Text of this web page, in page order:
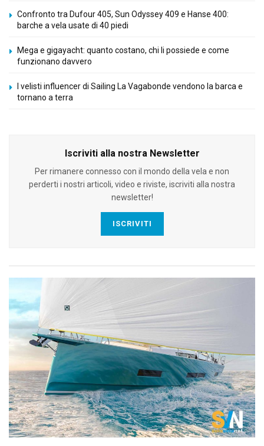
Confronto tra Dufour 405, Sun Odyssey 409 e Hanse 400:
barche a vela usate di 40 piedi
Mega e gigayacht: quanto costano, chi li possiede e come
funzionano davvero
I velisti influencer di Sailing La Vagabonde vendono la barca e
tornano a terra
Iscriviti alla nostra Newsletter
Per rimanere connesso con il mondo della vela e non
perderti i nostri articoli, video e riviste, iscriviti alla nostra
newsletter!
ISCRIVITI